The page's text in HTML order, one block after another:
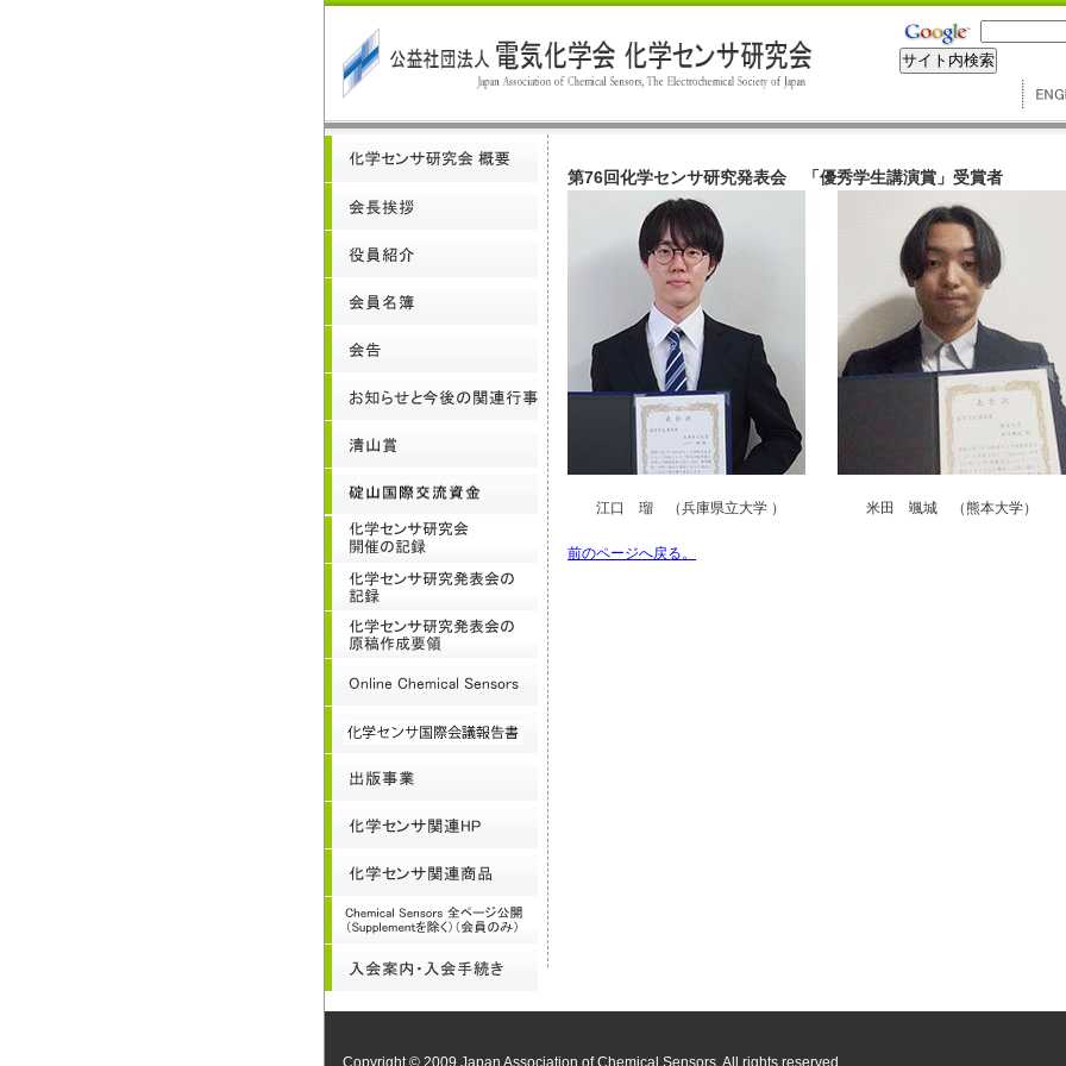
第76回化学センサ研究発表会 「優秀学生講演賞」受賞者
江口 瑠 （兵庫県立大学 ） 米田 颯城 （熊本大学）
前のページへ戻る。
Copyright © 2009 Japan Association of Chemical Sensors, All rights reserved.